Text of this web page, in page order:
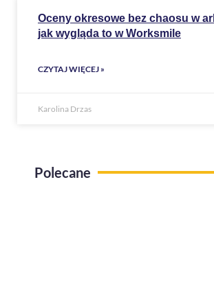
Oceny okresowe bez chaosu w
jak wygląda to w Worksmile
CZYTAJ WIĘCEJ »
Karolina Drzas
Polecane